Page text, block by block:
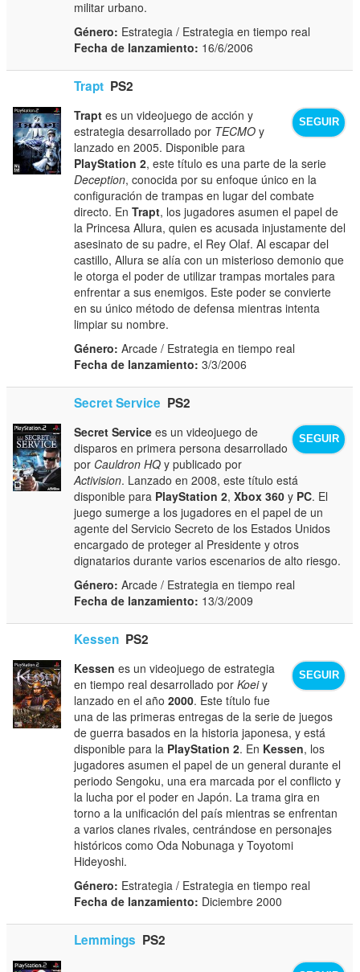
militar urbano.
Género: Estrategia / Estrategia en tiempo real
Fecha de lanzamiento: 16/6/2006
Trapt PS2
SEGUIR
Trapt es un videojuego de acción y
estrategia desarrollado por TECMO y
lanzado en 2005. Disponible para
PlayStation 2, este título es una parte de la serie
Deception, conocida por su enfoque único en la
configuración de trampas en lugar del combate
directo. EnTrapt, los jugadores asumen el papel de
la Princesa Allura, quien es acusada injustamente del
asesinato de su padre, el Rey Olaf. Al escapar del
castillo, Allura se alía con un misterioso demonio que
le otorga el poder de utilizar trampas mortales para
enfrentar a sus enemigos. Este poder se convierte
en su único método de defensa mientras intenta
limpiar su nombre.
Género: Arcade / Estrategia en tiempo real
Fecha de lanzamiento: 3/3/2006
Secret Service PS2
SEGUIR
Secret Service es un videojuego de
disparos en primera persona desarrollado
por Cauldron HQ y publicado por
Activision. Lanzado en 2008, este título está
disponible para PlayStation 2,Xbox 360 y PC. El
juego sumerge a los jugadores en el papel de un
agente del Servicio Secreto de los Estados Unidos
encargado de proteger al Presidente y otros
dignatarios durante varios escenarios de alto riesgo.
Género: Arcade / Estrategia en tiempo real
Fecha de lanzamiento: 13/3/2009
Kessen PS2
SEGUIR
Kessen es un videojuego de estrategia
en tiempo real desarrollado porKoeiy
lanzado en el año2000. Este título fue
una de las primeras entregas de la serie de juegos
de guerra basados en la historia japonesa, y está
disponible para la PlayStation 2. En Kessen, los
jugadores asumen el papel de un general durante el
periodo Sengoku, una era marcada por el conflicto y
la lucha por el poder en Japón. La trama gira en
torno a la unificación del país mientras se enfrentan
a varios clanes rivales, centrándose en personajes
históricos como Oda Nobunaga y Toyotomi
Hideyoshi.
Género: Estrategia / Estrategia en tiempo real
Fecha de lanzamiento: Diciembre 2000
Lemmings PS2